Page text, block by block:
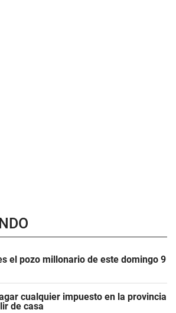
el pozo millonario de este domingo 9
cualquier impuesto en la provincia
de casa